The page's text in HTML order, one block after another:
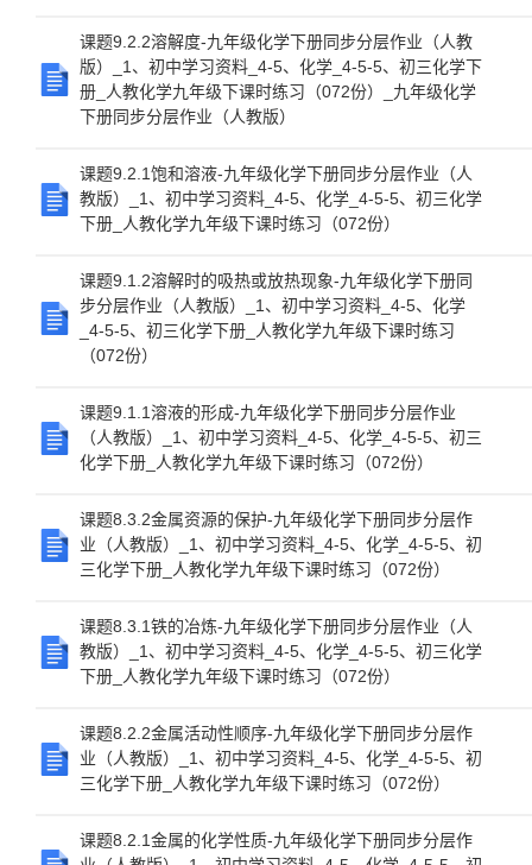
课题9.2.2溶解度-九年级化学下册同步分层作业（人教
版）_1、初中学习资料_4-5、化学_4-5-5、初三化学下
册_人教化学九年级下课时练习（072份）_九年级化学
下册同步分层作业（人教版）
课题9.2.1饱和溶液-九年级化学下册同步分层作业（人
教版）_1、初中学习资料_4-5、化学_4-5-5、初三化学
下册_人教化学九年级下课时练习（072份）
课题9.1.2溶解时的吸热或放热现象-九年级化学下册同
步分层作业（人教版）_1、初中学习资料_4-5、化学
_4-5-5、初三化学下册_人教化学九年级下课时练习
（072份）
课题9.1.1溶液的形成-九年级化学下册同步分层作业
（人教版）_1、初中学习资料_4-5、化学_4-5-5、初三
化学下册_人教化学九年级下课时练习（072份）
课题8.3.2金属资源的保护-九年级化学下册同步分层作
业（人教版）_1、初中学习资料_4-5、化学_4-5-5、初
三化学下册_人教化学九年级下课时练习（072份）
课题8.3.1铁的冶炼-九年级化学下册同步分层作业（人
教版）_1、初中学习资料_4-5、化学_4-5-5、初三化学
下册_人教化学九年级下课时练习（072份）
课题8.2.2金属活动性顺序-九年级化学下册同步分层作
业（人教版）_1、初中学习资料_4-5、化学_4-5-5、初
三化学下册_人教化学九年级下课时练习（072份）
课题8.2.1金属的化学性质-九年级化学下册同步分层作